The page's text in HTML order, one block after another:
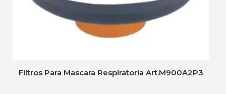
Filtros Para Mascara Respiratoria Art.M900A2P3